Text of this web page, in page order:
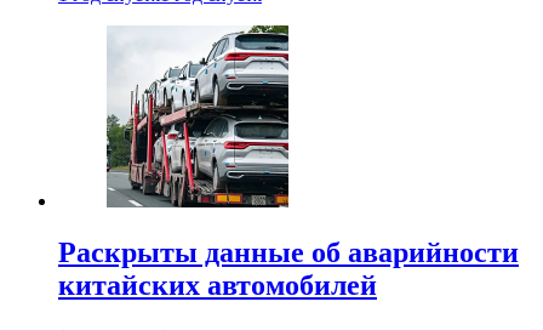
Раскрыты данные об аварийности
китайских автомобилей